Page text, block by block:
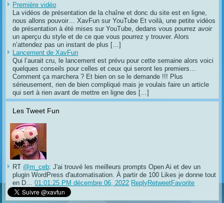
Première vidéo
La vidéos de présentation de la chaîne et donc du site est en ligne,
nous allons pouvoir… XavFun sur YouTube Et voilà, une petite vidéos
de présentation à été mises sur YouTube, dedans vous pourrez avoir
un aperçu du style et de ce que vous pourrez y trouver. Alors
n’attendez pas un instant de plus […]
Lancement de XavFun
Qui l’aurait cru, le lancement est prévu pour cette semaine alors voici
quelques conseils pour celles et ceux qui seront les premiers…
Comment ça marchera ? Et bien on se le demande !!! Plus
sérieusement, rien de bien compliqué mais je voulais faire un article
qui sert à rien avant de mettre en ligne des […]
Les Tweet Fun
RT @m_ceb: J'ai trouvé les meilleurs prompts Open Ai et dev un
plugin WordPress d'automatisation. À partir de 100 Likes je donne tout
en D…
01:01:25 PM décembre 06, 2022 ReplyRetweetFavorite